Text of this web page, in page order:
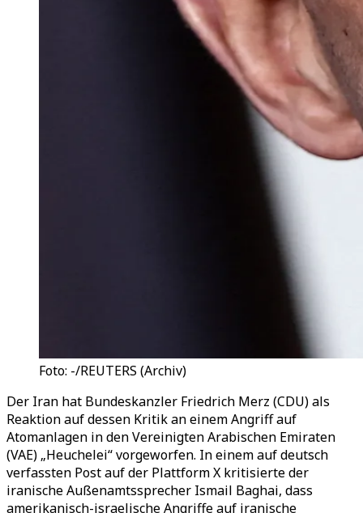
Foto: -/REUTERS (Archiv)
Der Iran hat Bundeskanzler Friedrich Merz (CDU) als
Reaktion auf dessen Kritik an einem Angriff auf
Atomanlagen in den Vereinigten Arabischen Emiraten
(VAE) „Heuchelei“ vorgeworfen. In einem auf deutsch
verfassten Post auf der Plattform X kritisierte der
iranische Außenamtssprecher Ismail Baghai, dass
amerikanisch-israelische Angriffe auf iranische